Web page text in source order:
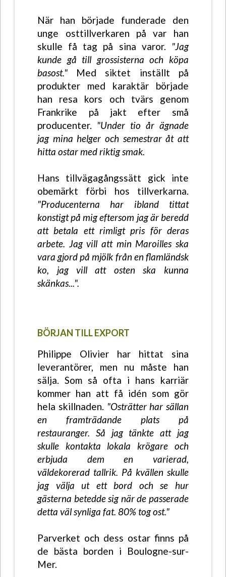
När han började funderade den
unge osttillverkaren på var han
skulle få tag på sina varor. "Jag
kunde gå till grossisterna och köpa
basost." Med siktet inställt på
produkter med karaktär började
han resa kors och tvärs genom
Frankrike på jakt efter små
producenter. "Under tio år ägnade
jag mina helger och semestrar åt att
hitta ostar med riktig smak.
Hans tillvägagångssätt gick inte
obemärkt förbi hos tillverkarna.
"Producenterna har ibland tittat
konstigt på mig eftersom jag är beredd
att betala ett rimligt pris för deras
arbete. Jag vill att min Maroilles ska
vara gjord på mjölk från en flamländsk
ko, jag vill att osten ska kunna
skänkas...".
BÖRJAN TILL EXPORT
Philippe Olivier har hittat sina
leverantörer, men nu måste han
sälja. Som så ofta i hans karriär
kommer han att få idén som gör
hela skillnaden. "Osträtter har sällan
en framträdande plats på
restauranger. Så jag tänkte att jag
skulle kontakta lokala krögare och
erbjuda dem en varierad,
väldekorerad tallrik. På kvällen skulle
jag välja ut ett bord och se hur
gästerna betedde sig när de passerade
detta väl synliga fat. 80% tog ost."
Parverket och dess ostar finns på
de bästa borden i Boulogne-sur-
Mer.